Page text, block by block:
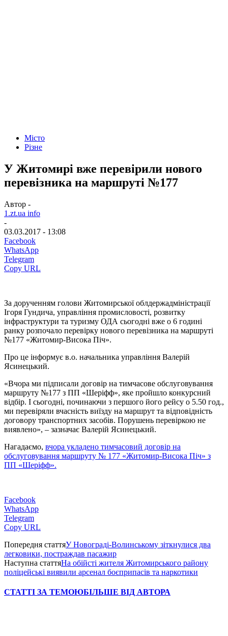
Місто
Різне
У Житомирі вже перевірили нового
перевізника на маршруті №177
Автор -
1.zt.ua info
-
03.03.2017 - 13:08
Facebook
WhatsApp
Telegram
Copy URL
За дорученням голови Житомирської облдержадміністрації
Ігоря Гундича, управління промисловості, розвитку
інфраструктури та туризму ОДА сьогодні вже о 6 годині
ранку розпочало перевірку нового перевізника на маршруті
№177 «Житомир-Висока Піч».
Про це інформує в.о. начальника управління Валерій
Ясинецький.
«Вчора ми підписали договір на тимчасове обслуговування
маршруту №177 з ПП «Шеріфф», яке пройшло конкурсний
відбір. І сьогодні, починаючи з першого його рейсу о 5.50 год.,
ми перевіряли вчасність виїзду на маршрут та відповідність
договору транспортних засобів. Порушень перевіркою не
виявлено», – зазначає Валерій Ясинецький.
Нагадаємо, вчора укладено тимчасовий договір на
обслуговування маршруту № 177 «Житомир-Висока Піч» з
ПП «Шеріфф».
Facebook
WhatsApp
Telegram
Copy URL
Попередня статтяУ Новограді-Волинському зіткнулися два
легковики, постраждав пасажир
Наступна статтяНа обійсті жителя Житомирського району
поліцейські виявили арсенал боєприпасів та наркотики
СТАТТІ ЗА ТЕМОЮБІЛЬШЕ ВІД АВТОРА